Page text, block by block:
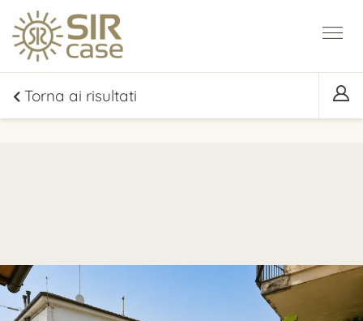
Torna ai risultati